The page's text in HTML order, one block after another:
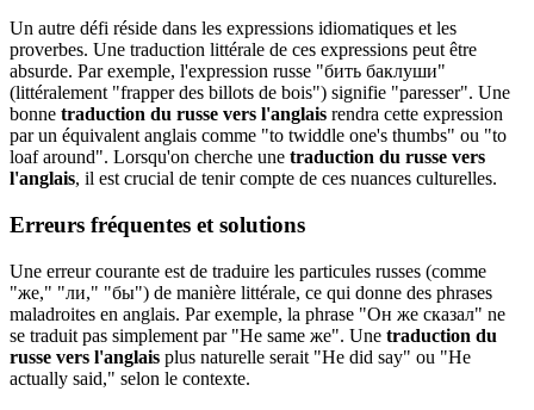
Un autre défi réside dans les expressions idiomatiques et les
proverbes. Une traduction littérale de ces expressions peut être
absurde. Par exemple, l'expression russe "бить баклуши"
(littéralement "frapper des billots de bois") signifie "paresser". Une
bonne traduction du russe vers l'anglais rendra cette expression
par un équivalent anglais comme "to twiddle one's thumbs" ou "to
loaf around". Lorsqu'on cherche une traduction du russe vers
l'anglais, il est crucial de tenir compte de ces nuances culturelles.
Erreurs fréquentes et solutions
Une erreur courante est de traduire les particules russes (comme
"же," "ли," "бы") de manière littérale, ce qui donne des phrases
maladroites en anglais. Par exemple, la phrase "Он же сказал" ne
se traduit pas simplement par "He same же". Une traduction du
russe vers l'anglais plus naturelle serait "He did say" ou "He
actually said," selon le contexte.